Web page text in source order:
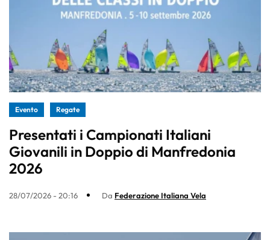
Evento Regate
Presentati i Campionati Italiani
Giovanili in Doppio di Manfredonia
2026
28/07/2026 - 20:16 Da Federazione Italiana Vela